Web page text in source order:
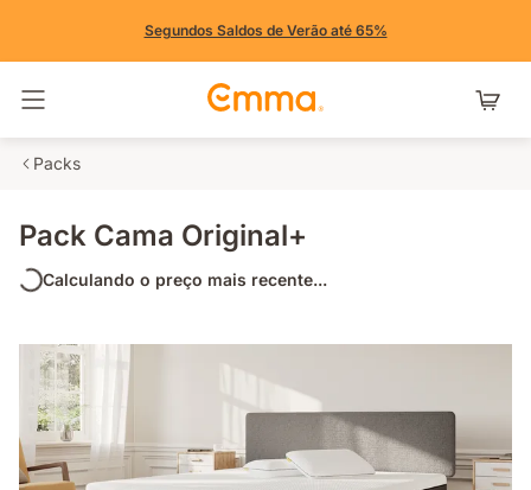
Segundos Saldos de Verão até 65%
Packs
Pack Cama Original+
Calculando o preço mais recente...